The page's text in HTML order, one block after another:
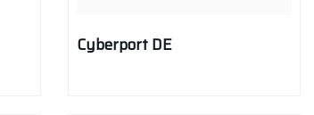
Cyberport DE